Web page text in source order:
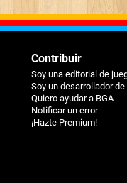
Contribuir
Soy una editorial de
Soy un desarrollador
Quiero ayudar a BGA
Notificar un error
¡Hazte Premium!